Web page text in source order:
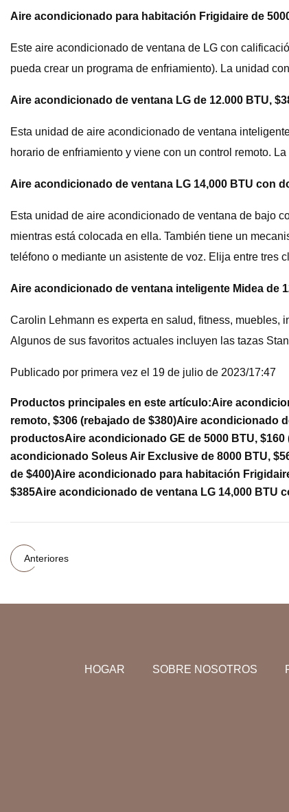
Aire acondicionado para habitación Frigidaire de
Este aire acondicionado de ventana de LG con
pueda crear un programa de enfriamiento). La unidad
Aire acondicionado de ventana LG de 12.000 BTU,
Esta unidad de aire acondicionado de ventana
horario de enfriamiento y viene con un control remoto.
Aire acondicionado de ventana LG 14,000 BTU con
Esta unidad de aire acondicionado de ventana de bajo
mientras está colocada en ella. También tiene un
teléfono o mediante un asistente de voz. Elija entre tres
Aire acondicionado de ventana inteligente Midea de
Carolin Lehmann es experta en salud, fitness, muebles,
Algunos de sus favoritos actuales incluyen las tazas
Publicado por primera vez el 19 de julio de 2023/17:47
Productos principales en este artículo:Aire
remoto, $306 (rebajado de $380)Aire acondicionado
productosAire acondicionado GE de 5000 BTU, $160
acondicionado Soleus Air Exclusive de 8000 BTU,
de $400)Aire acondicionado para habitación
$385Aire acondicionado de ventana LG 14,000 BTU
Anteriores
HOGAR SOBRE NOSOTROS